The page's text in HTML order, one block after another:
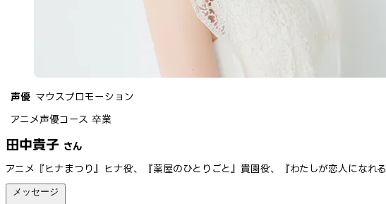
声優 マウスプロモーション
アニメ声優コース 卒業
田中貴子 さん
アニメ『ヒナまつり』ヒナ役、『薬屋のひとりごと』貴園役、『わたしが恋人にな
メッセージ